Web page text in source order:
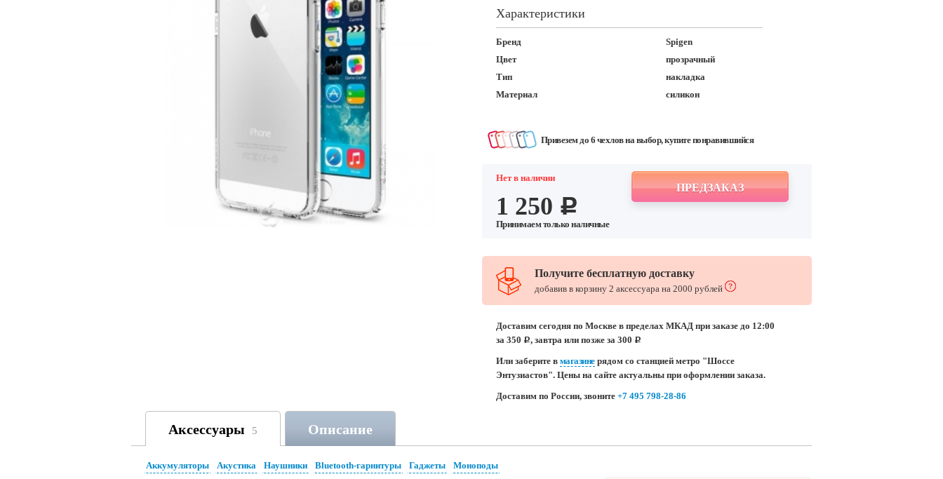
Характеристики
Бренд
Spigen
Цвет
прозрачный
Тип
накладка
Материал
силикон
Привезем до 6 чехлов на выбор, купите понравившийся
Нет в наличии
1 250 c
Принимаем только наличные
ПРЕДЗАКАЗ
Получите бесплатную доставку
добавив в корзину 2 аксессуара на 2000 рублей
Доставим сегодня по Москве в пределах МКАД при заказе до 12:00
за 350 c, завтра или позже за 300 c
Или заберите в магазинерядом со станцией метро "Шоссе
Энтузиастов". Цены на сайте актуальны при оформлении заказа.
Доставим по России, звоните +7 495 798-28-86
Аксессуары 5 Описание
Аккумуляторы Акустика Наушники Bluetooth-гарнитуры Гаджеты
Моноподы